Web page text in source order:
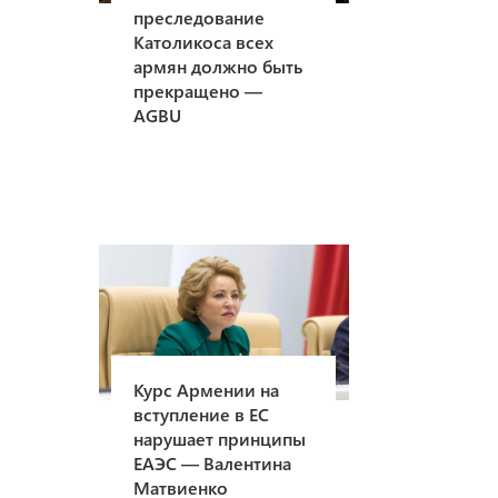
преследование
Католикоса всех
армян должно быть
прекращено —
AGBU
Курс Армении на
вступление в ЕС
нарушает принципы
ЕАЭС — Валентина
Матвиенко